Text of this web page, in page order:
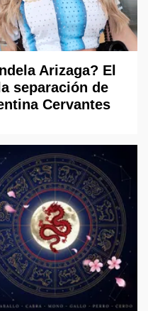
Arizaga? El
separación de
Cervantes